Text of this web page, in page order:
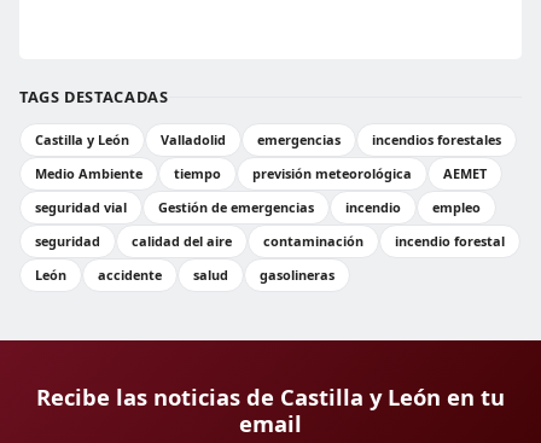
TAGS DESTACADAS
Castilla y León Valladolid emergencias
incendios forestales
Medio Ambiente
tiempo previsión meteorológica
AEMET
seguridad vial
Gestión de emergencias incendio
empleo
seguridad
calidad del aire contaminación
incendio forestal
León
accidente salud gasolineras
Recibe las noticias de Castilla y León en tu
email